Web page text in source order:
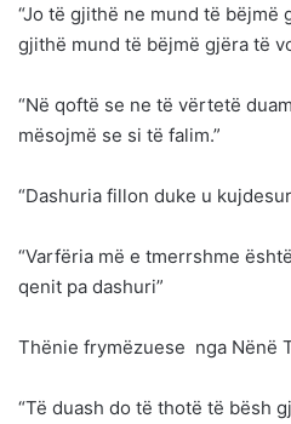
“Jo të gjithë ne mund të bëjmë
gjithë mund të bëjmë gjëra të
“Në qoftë se ne të vërtetë
mësojmë se si të falim.”
“Dashuria fillon duke u
“Varfëria më e tmerrshme
qenit pa dashuri”
Thënie frymëzuese nga Nënë
“Të duash do të thotë të bësh